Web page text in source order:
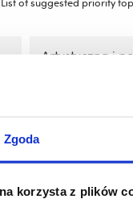
Zgoda
korzysta z plików
Artystyczna i